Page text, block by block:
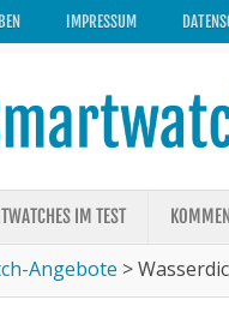
IMPRESSUM
IM TEST
Angebote >